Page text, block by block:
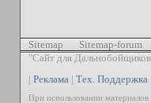
Sitemap
Sitemap-forum
"Сайт для
| Реклама | Тех. Поддержка
При использовании